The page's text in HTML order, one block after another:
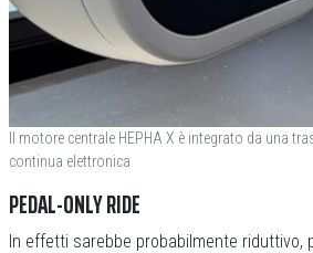
Il motore centrale HEPHA X è integrato da una
continua elettronica
PEDAL-ONLY RIDE
In effetti sarebbe probabilmente riduttivo,